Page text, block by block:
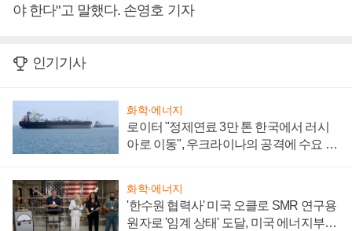
야 한다"고 말했다. 손영호 기자
인기기사
화학·에너지
로이터 "정제연료 3만 톤 한국에서 러시
아로 이동", 우크라이나의 공격에 수요 늘
화학·에너지
'한수원 협력사' 미국 오클로 SMR 연구용
원자로 '임계 상태' 도달, 미국 에너지부